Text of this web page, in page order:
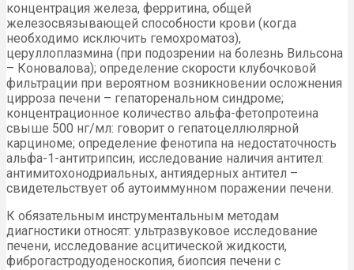
концентрация железа, ферритина, общей
железосвязывающей способности крови (когда
необходимо исключить гемохроматоз),
церуллоплазмина (при подозрении на болезнь Вильсона
– Коновалова); определение скорости клубочковой
фильтрации при вероятном возникновении осложнения
цирроза печени – гепаторенальном синдроме;
концентрационное количество альфа-фетопротеина
свыше 500 нг/мл: говорит о гепатоцеллюлярной
карциноме; определение фенотипа на недостаточность
альфа-1-антитрипсин; исследование наличия антител:
антимитохонодриальных, антиядерных антител –
свидетельствует об аутоиммунном поражении печени.
К обязательным инструментальным методам
диагностики относят: ультразвуковое исследование
печени, исследование асцитической жидкости,
фиброгастродуоденоскопия, биопсия печени с